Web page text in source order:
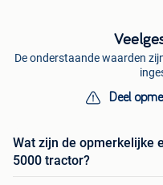
De onderstaande waarden
Deel
Wat zijn de opmerkelijke
5000 tractor?